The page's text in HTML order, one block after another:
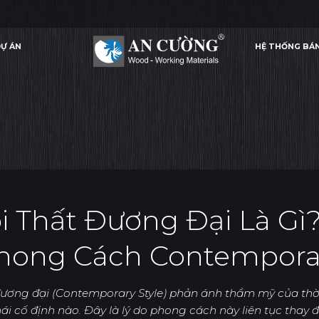
ÁN HỆ THỐNG
ỨNG DỤNG
ĐƯƠNG ĐẠI LÀ GÌ? ĐẶC TRƯNG CỦA PHONG CÁCH CONTEMPORARY
Thất Đương Đại Là
Cách
đại (Contemporary Style) phản ánh thẩm mỹ của
cố định nào. Đây là lý do phong cách này liên tục thay